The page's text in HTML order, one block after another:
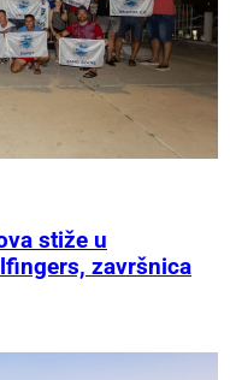
stiže u
završnica